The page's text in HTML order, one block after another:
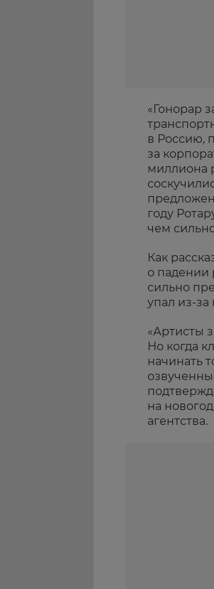
«Гонорар
в Россию,
за
миллиона
году
чем
Как
о падении
сильно
упал из-
«Артисты
Но когда
начинать
на
агентства.